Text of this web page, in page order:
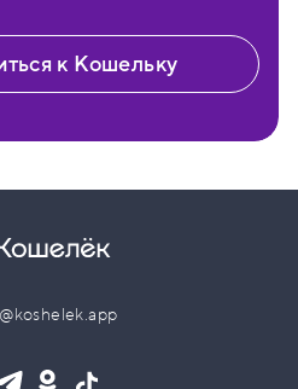
к Кошельку